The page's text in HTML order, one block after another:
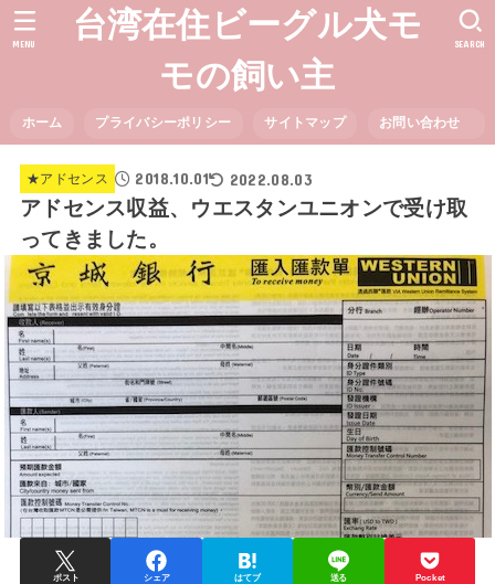
台湾在住ビーグル犬モ
モの飼い主
ホーム プライバシーポリシー サイトマップ お問い合わせ
SEARCH
MENU
★アドセンス 2018.10.01 2022.08.03
アドセンス収益、ウエスタンユニオンで受け取
ってきました。
ポスト シェア はてブ 送る Pocket